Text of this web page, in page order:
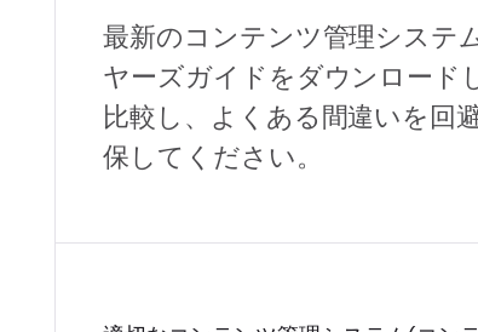
最新のコンテンツ管理システ
ヤーズガイドをダウンロード
比較し、よくある間違いを回
保してください。